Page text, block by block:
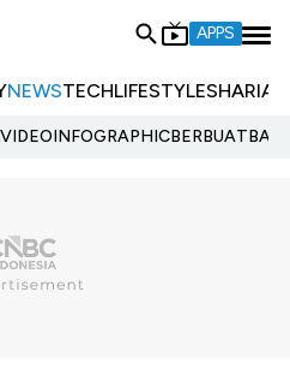
APPS
NEWSTECHLIFESTYLESHARIA
VIDEOINFOGRAPHIC